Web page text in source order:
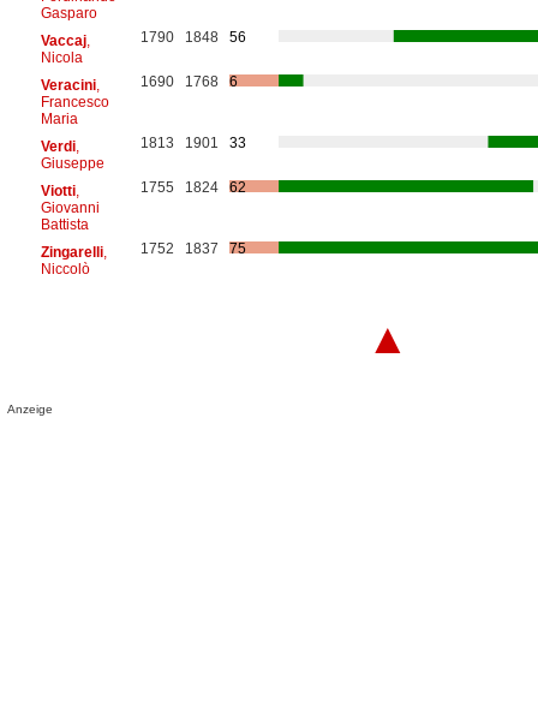
Gasparo
Vaccaj,
Nicola
1790 1848 56
Veracini,
Francesco
Maria
1690 1768 6
Verdi,
Giuseppe
1813 1901 33
Viotti,
Giovanni
Battista
1755 1824 62
Zingarelli,
Niccolò
1752 1837 75
▲
Anzeige